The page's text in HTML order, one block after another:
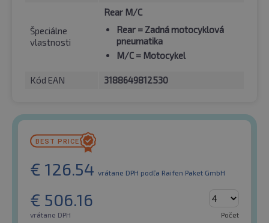
Špeciálne
vlastnosti
Rear M/C
Rear = Zadná motocyklová
pneumatika
M/C= Motocykel
Kód EAN 3188649812530
€ 126.54 vrátane DPH podľa Raifen Paket GmbH
€ 506.16
vrátane DPH Počet